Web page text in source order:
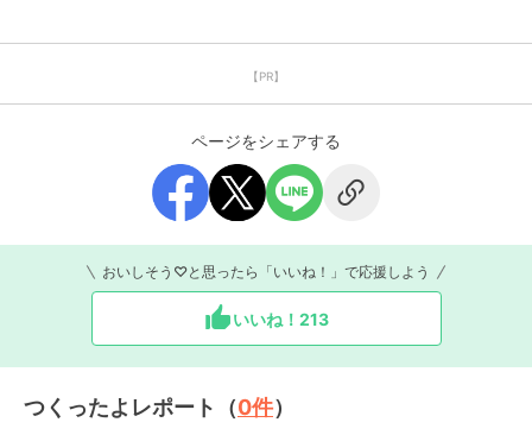
【PR】
ページをシェアする
おいしそう♡と思ったら「いいね！」で応援しよう
いいね！ 213
つくったよレポート（0件）